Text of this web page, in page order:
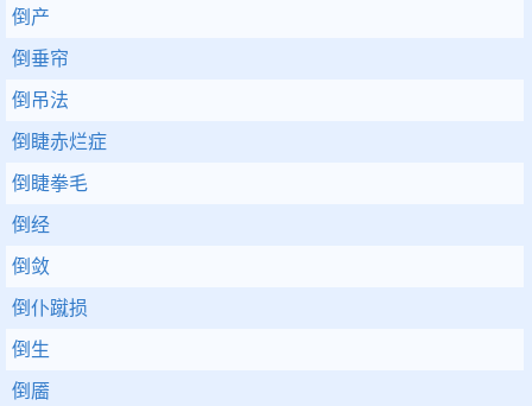
倒产
倒垂帘
倒吊法
倒睫赤烂症
倒睫拳毛
倒经
倒敛
倒仆蹴损
倒生
倒靥